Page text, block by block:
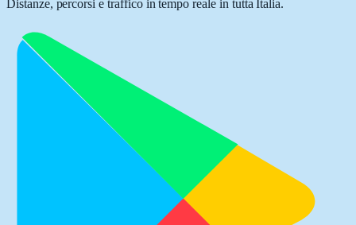
Distanze, percorsi e traffico in tempo reale in tutta Italia.